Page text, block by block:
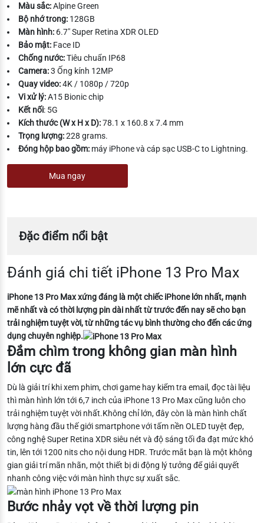
Màu sắc:Alpine Green
Bộ nhớ trong: 128GB
Màn hình: 6.7″ Super Retina XDR OLED
Bảo mật: Face ID
Chống nước:Tiêu chuẩn IP68
Camera:3 Ống kính 12MP
Quay video:4K / 1080p / 720p
Vi xử lý:A15 Bionic chip
Kết nối: 5G
Kích thước (W x H x D):78.1 x 160.8 x 7.4 mm
Trọng lượng:228 grams.
Đóng hộp bao gồm: máy iPhone và cáp sạc USB-C to Lightning.
Mua ngay
Đặc điểm nổi bật
Đánh giá chi tiết iPhone 13 Pro Max
iPhone 13 Pro Max xứng đáng là một chiếc iPhone lớn nhất, mạnh
mẽ nhất và có thời lượng pin dài nhất từ trước đến nay sẽ cho bạn
trải nghiệm tuyệt vời, từ những tác vụ bình thường cho đến các ứng
dụng chuyên nghiệp.
Đắm chìm trong không gian màn hình
lớn cực đã
Dù là giải trí khi xem phim, chơi game hay kiểm tra email, đọc tài liệu
thì màn hình lớn tới 6,7 inch của iPhone 13 Pro Max cũng luôn cho
trải nghiệm tuyệt vời nhất.Không chỉ lớn, đây còn là màn hình chất
lượng hàng đầu thế giới smartphone với tấm nền OLED tuyệt đẹp,
công nghệ Super Retina XDR siêu nét và độ sáng tối đa đạt mức khó
tin, lên tới 1200 nits cho nội dung HDR. Trước mắt bạn là một không
gian giải trí mãn nhãn, một thiết bị di động lý tưởng để giải quyết
nhanh công việc với màn hình thực sự xuất sắc.
Bước nhảy vọt về thời lượng pin